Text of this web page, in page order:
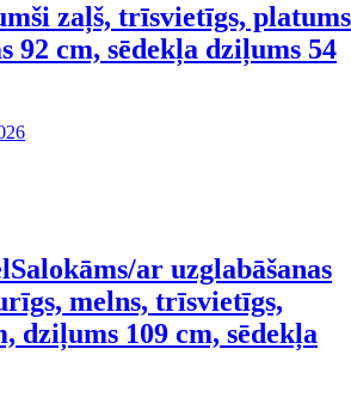
zaļš, trīsvietīgs, platums
92 cm, sēdekļa dziļums 54
Salokāms/ar uzglabāšanas
melns, trīsvietīgs,
dziļums 109 cm, sēdekļa